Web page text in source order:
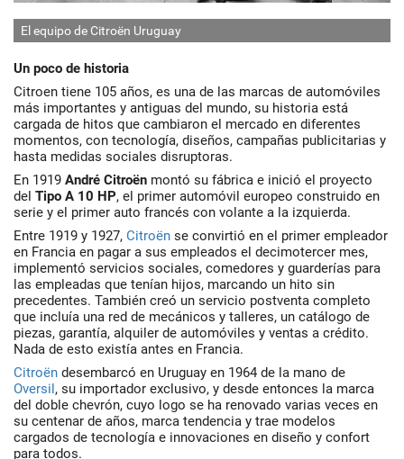
El equipo de Citroën Uruguay
Un poco de historia
Citroen tiene 105 años, es una de las marcas de automóviles
más importantes y antiguas del mundo, su historia está
cargada de hitos que cambiaron el mercado en diferentes
momentos, con tecnología, diseños, campañas publicitarias y
hasta medidas sociales disruptoras.
En 1919 André Citroën montó su fábrica e inició el proyecto
del Tipo A 10 HP, el primer automóvil europeo construido en
serie y el primer auto francés con volante a la izquierda.
Entre 1919 y 1927, Citroën se convirtió en el primer empleador
en Francia en pagar a sus empleados el decimotercer mes,
implementó servicios sociales, comedores y guarderías para
las empleadas que tenían hijos, marcando un hito sin
precedentes. También creó un servicio postventa completo
que incluía una red de mecánicos y talleres, un catálogo de
piezas, garantía, alquiler de automóviles y ventas a crédito.
Nada de esto existía antes en Francia.
Citroën desembarcó en Uruguay en 1964 de la mano de
Oversil, su importador exclusivo, y desde entonces la marca
del doble chevrón, cuyo logo se ha renovado varias veces en
su centenar de años, marca tendencia y trae modelos
cargados de tecnología e innovaciones en diseño y confort
para todos.